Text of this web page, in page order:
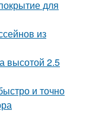
для
из
высотой 2.5
и точно